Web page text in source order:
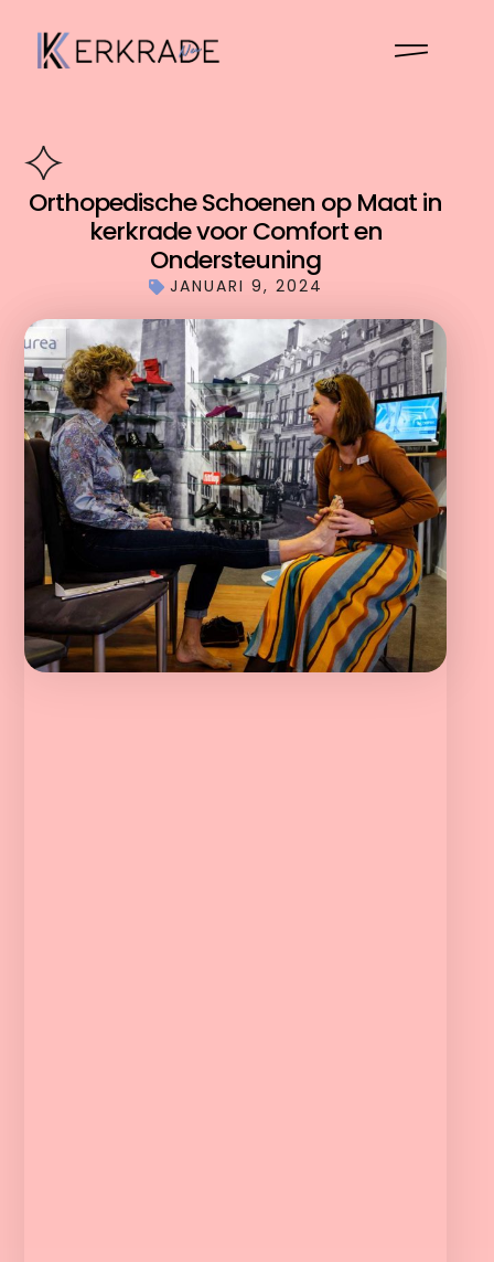
Orthopedische Schoenen op Maat in
kerkrade voor Comfort en
Ondersteuning
JANUARI 9, 2024